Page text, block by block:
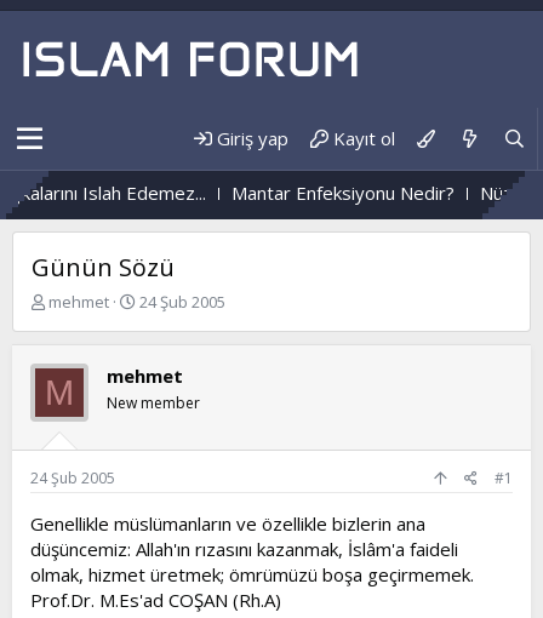
Giriş yap Kayıt ol
Islah Edemez... Mantar Enfeksiyonu Nedir? Nüzûlden
Günün Sözü
K
b
u
y
u
b
a
l
a
t
a
n
mehmet
B
l
a
n
ı
a
r
h
i
24 Şub 2005
M mehmet
New member
24 Şub 2005 #1
Genellikle müslümanların ve özellikle bizlerin ana
düşüncemiz: Allah'ın rızasını kazanmak, İslâm'a faideli
olmak, hizmet üretmek; ömrümüzü boşa geçirmemek.
Prof.Dr. M.Es'ad COŞAN (Rh.A)